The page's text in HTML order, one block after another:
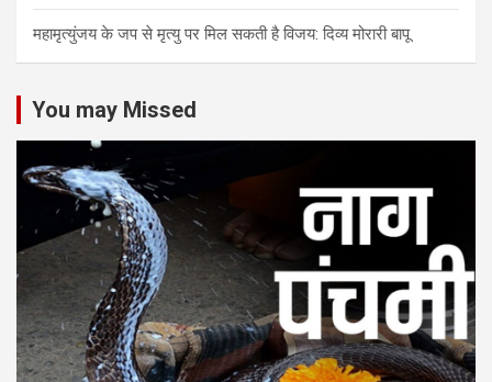
महामृत्युंजय के जप से मृत्यु पर मिल सकती है विजय: दिव्य मोरारी बापू
You may Missed